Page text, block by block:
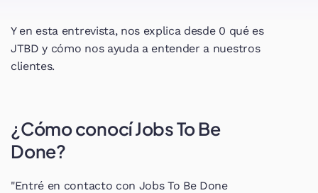
Y en esta entrevista, nos explica desde 0 qué es
JTBD y cómo nos ayuda a entender a nuestros
clientes.
¿Cómo conocí Jobs To Be
Done?
"Entré en contacto con Jobs To Be Done